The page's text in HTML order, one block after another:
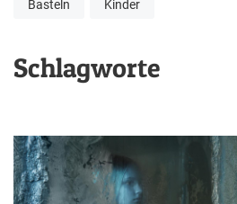
Basteln Kinder
Schlagworte